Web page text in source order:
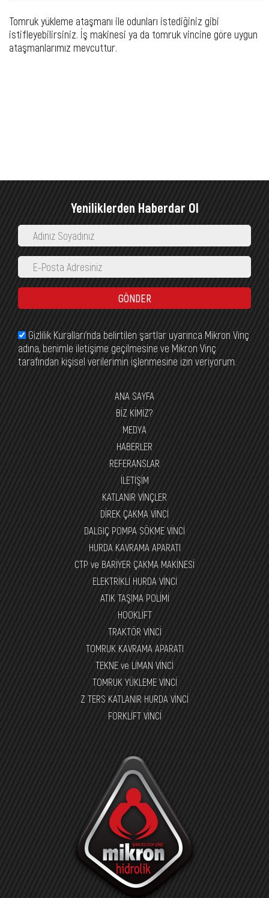
Tomruk yükleme ataşmanı ile odunları istediğiniz gibi
istifleyebilirsiniz. İş makinesi ya da tomruk vincine göre uygun
ataşmanlarımız mevcuttur.
Yeniliklerden Haberdar Ol
GÖNDER
Gizlilik Kuralları’nda belirtilen şartlar uyarınca Mikron Vinç
adına, benimle iletişime geçilmesine ve Mikron Vinç
tarafından kişisel verilerimin işlenmesine izin veriyorum.
ANA SAYFA
BİZ KİMİZ?
MEDYA
HABERLER
REFERANSLAR
İLETİŞİM
KATLANIR VİNÇLER
DİREK ÇAKMA VİNCİ
DALGIÇ POMPA SÖKME VİNCİ
HURDA KAVRAMA APARATI
CTP ve BARİYER ÇAKMA MAKİNESİ
ELEKTRİKLİ HURDA VİNCİ
ATIK TAŞIMA POLİMİ
HOOKLİFT
TRAKTÖR VİNCİ
TOMRUK KAVRAMA APARATI
TEKNE ve LİMAN VİNCİ
TOMRUK YÜKLEME VİNCİ
Z TERS KATLANIR HURDA VİNCİ
FORKLİFT VİNCİ